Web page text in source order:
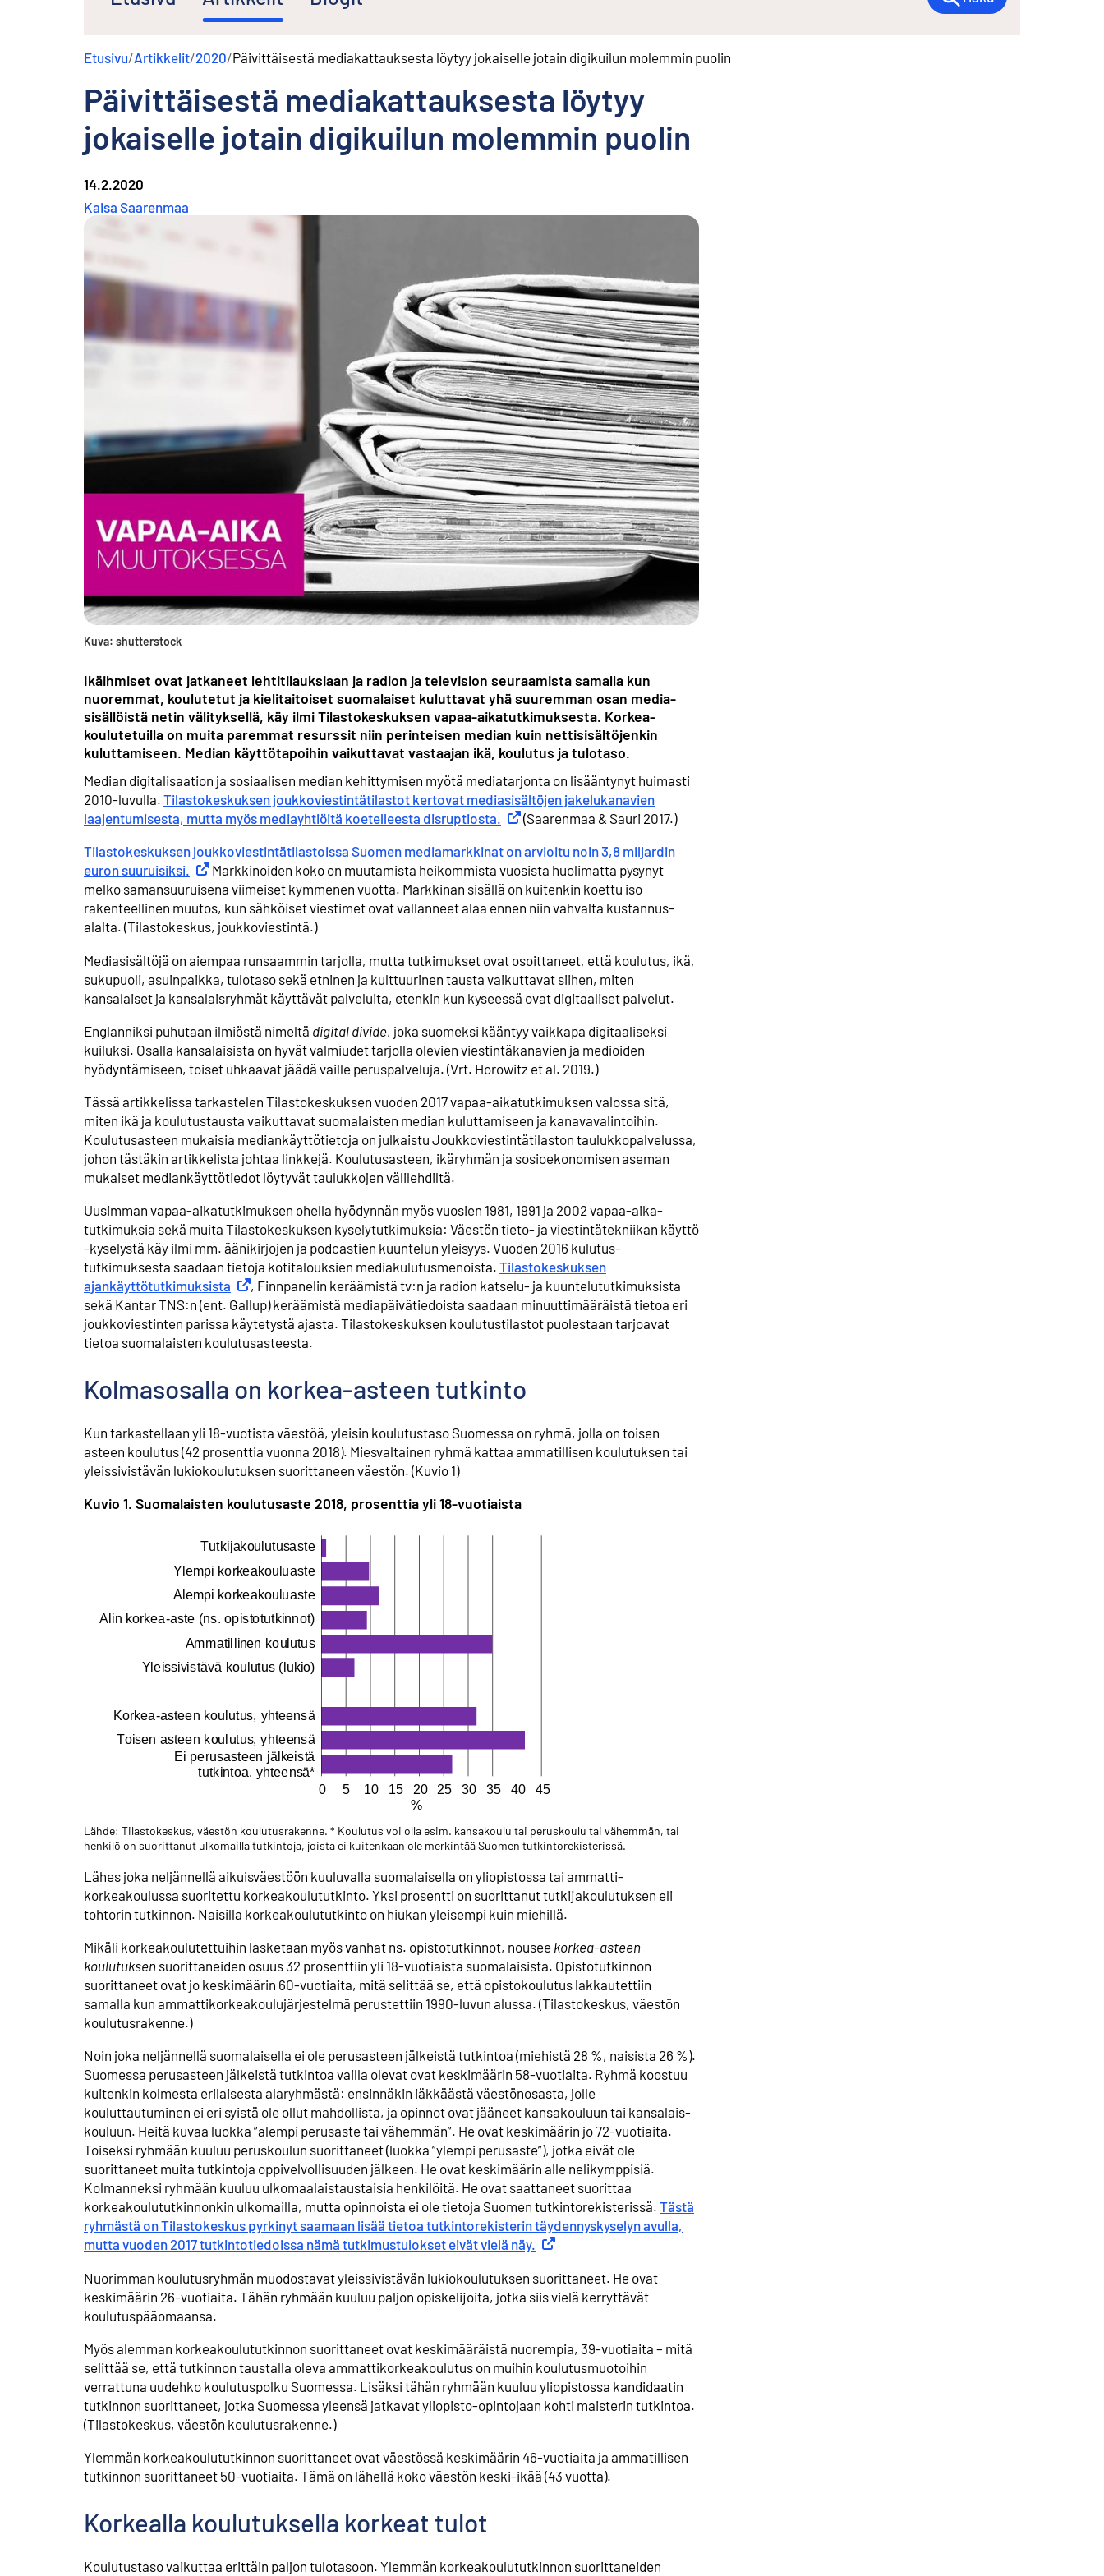
Etusivu/Artikkelit/2020/Päivittäisestä mediakattauksesta löytyy jokaiselle jotain digi­kuilun molemmin puolin
Päivittäisestä mediakattauksesta löytyy
jokaiselle jotain digi­kuilun molemmin puolin
14.2.2020
Kaisa Saarenmaa
Kuva: shutterstock
Ikäihmiset ovat jatkaneet lehtitilauksiaan ja radion ja television seuraamista samalla kun
nuoremmat, koulutetut ja kieli­taitoiset suomalaiset kuluttavat yhä suuremman osan media­
sisällöistä netin välityksellä, käy ilmi Tilasto­keskuksen vapaa-aika­tutkimuksesta. Korkea­
koulutetuilla on muita paremmat resurssit niin perinteisen median kuin netti­sisältöjenkin
kuluttamiseen. Median käyttö­tapoihin vaikuttavat vastaajan ikä, koulutus ja tulotaso.
Median digitalisaation ja sosiaalisen median kehittymisen myötä mediatarjonta on lisääntynyt huimasti
2010-luvulla. Tilastokeskuksen joukkoviestintätilastot kertovat mediasisältöjen jakelukanavien
laajentumisesta, mutta myös mediayhtiöitä koetelleesta disruptiosta. Ulkoinen linkki
(Saarenmaa & Sauri 2017.)
Tilastokeskuksen joukkoviestintätilastoissa Suomen mediamarkkinat on arvioitu noin 3,8 miljardin
euron suuruisiksi. Ulkoinen linkki
Markkinoiden koko on muutamista heikommista vuosista huolimatta pysynyt
melko samansuuruisena viimeiset kymmenen vuotta. Markkinan sisällä on kuitenkin koettu iso
rakenteellinen muutos, kun sähköiset viestimet ovat vallanneet alaa ennen niin vahvalta kustannus­
alalta. (Tilastokeskus, joukko­viestintä.)
Mediasisältöjä on aiempaa runsaammin tarjolla, mutta tutkimukset ovat osoittaneet, että koulutus, ikä,
sukupuoli, asuinpaikka, tulotaso sekä etninen ja kulttuurinen tausta vaikuttavat siihen, miten
kansalaiset ja kansalais­ryhmät käyttävät palveluita, etenkin kun kyseessä ovat digitaaliset palvelut.
Englanniksi puhutaan ilmiöstä nimeltä digital divide, joka suomeksi kääntyy vaikkapa digitaaliseksi
kuiluksi. Osalla kansalaisista on hyvät valmiudet tarjolla olevien viestintä­kanavien ja medioiden
hyödyntämiseen, toiset uhkaavat jäädä vaille peruspalveluja. (Vrt. Horowitz et al. 2019.)
Tässä artikkelissa tarkastelen Tilasto­keskuksen vuoden 2017 vapaa-aika­tutkimuksen valossa sitä,
miten ikä ja koulutus­tausta vaikuttavat suomalaisten median kuluttamiseen ja kanava­valintoihin.
Koulutus­asteen mukaisia mediankäyttö­tietoja on julkaistu Joukkoviestintä­tilaston taulukko­palvelussa,
johon tästäkin artikkelista johtaa linkkejä. Koulutusasteen, ikäryhmän ja sosio­ekonomisen aseman
mukaiset mediankäyttö­tiedot löytyvät taulukkojen välilehdiltä.
Uusimman vapaa-aika­tutkimuksen ohella hyödynnän myös vuosien 1981, 1991 ja 2002 vapaa-aika­
tutkimuksia sekä muita Tilasto­keskuksen kysely­tutkimuksia: Väestön tieto- ja viestintä­tekniikan käyttö
-kyselystä käy ilmi mm. äänikirjojen ja podcastien kuuntelun yleisyys. Vuoden 2016 kulutus­
tutkimuksesta saadaan tietoja kotitalouksien media­kulutusmenoista. Tilastokeskuksen
ajankäyttötutkimuksista Ulkoinen linkki
, Finnpanelin keräämistä tv:n ja radion katselu- ja kuuntelu­tutkimuksista
sekä Kantar TNS:n (ent. Gallup) keräämistä media­päivätiedoista saadaan minuutti­määräistä tietoa eri
joukko­­viestinten parissa käytetystä ajasta. Tilasto­keskuksen koulutus­tilastot puolestaan tarjoavat
tietoa suomalaisten koulutus­asteesta.
Kolmasosalla on korkea-asteen tutkinto
Kun tarkastellaan yli 18-vuotista väestöä, yleisin koulutustaso Suomessa on ryhmä, jolla on toisen
asteen koulutus (42 prosenttia vuonna 2018). Miesvaltainen ryhmä kattaa ammatillisen koulutuksen tai
yleissivistävän lukio­koulutuksen suorittaneen väestön. (Kuvio 1)
Kuvio 1. Suomalaisten koulutus­aste 2018, prosenttia yli 18-vuotiaista
Lähde: Tilastokeskus, väestön koulutusrakenne. * Koulutus voi olla esim. kansakoulu tai peruskoulu tai vähemmän, tai
henkilö on suorittanut ulkomailla tutkintoja, joista ei kuitenkaan ole merkintää Suomen tutkintorekisterissä.
Lähes joka neljännellä aikuis­väestöön kuuluvalla suomalaisella on yliopistossa tai ammatti­
korkeakoulussa suoritettu korkeakoulu­tutkinto. Yksi prosentti on suorittanut tutkija­koulutuksen eli
tohtorin tutkinnon. Naisilla korkeakoulu­tutkinto on hiukan yleisempi kuin miehillä.
Mikäli korkeakoulutettuihin lasketaan myös vanhat ns. opistotutkinnot, nousee korkea-asteen
koulutuksen suorittaneiden osuus 32 prosenttiin yli 18-vuotiaista suomalaisista. Opistotutkinnon
suorittaneet ovat jo keskimäärin 60-vuotiaita, mitä selittää se, että opistokoulutus lakkautettiin
samalla kun ammattikorkea­koulujärjestelmä perustettiin 1990-luvun alussa. (Tilastokeskus, väestön
koulutusrakenne.)
Noin joka neljännellä suomalaisella ei ole perusasteen jälkeistä tutkintoa (miehistä 28 %, naisista 26 %).
Suomessa perusasteen jälkeistä tutkintoa vailla olevat ovat keskimäärin 58-vuotiaita. Ryhmä koostuu
kuitenkin kolmesta erilaisesta alaryhmästä: ensinnäkin iäkkäästä väestönosasta, jolle
kouluttautuminen ei eri syistä ole ollut mahdollista, ja opinnot ovat jääneet kansakouluun tai kansalais­
kouluun. Heitä kuvaa luokka ”alempi perusaste tai vähemmän”. He ovat keskimäärin jo 72-vuotiaita.
Toiseksi ryhmään kuuluu peruskoulun suorittaneet (luokka ”ylempi perusaste”), jotka eivät ole
suorittaneet muita tutkintoja oppi­velvollisuuden jälkeen. He ovat keskimäärin alle nelikymppisiä.
Kolmanneksi ryhmään kuuluu ulkomaalais­taustaisia henkilöitä. He ovat saattaneet suorittaa
korkeakoulu­tutkinnonkin ulkomailla, mutta opinnoista ei ole tietoja Suomen tutkinto­rekisterissä. Tästä
ryhmästä on Tilastokeskus pyrkinyt saamaan lisää tietoa tutkintorekisterin täydennyskyselyn avulla,
mutta vuoden 2017 tutkintotiedoissa nämä tutkimustulokset eivät vielä näy. Ulkoinen linkki
Nuorimman koulutusryhmän muodostavat yleissivistävän lukio­koulutuksen suorittaneet. He ovat
keskimäärin 26-vuotiaita. Tähän ryhmään kuuluu paljon opiskelijoita, jotka siis vielä kerryttävät
koulutus­pääomaansa.
Myös alemman korkeakoulu­tutkinnon suorittaneet ovat keskimääräistä nuorempia, 39-vuotiaita – mitä
selittää se, että tutkinnon taustalla oleva ammattikorkea­koulutus on muihin koulutus­muotoihin
verrattuna uudehko koulutuspolku Suomessa. Lisäksi tähän ryhmään kuuluu yliopistossa kandidaatin
tutkinnon suorittaneet, jotka Suomessa yleensä jatkavat yliopisto-opintojaan kohti maisterin tutkintoa.
(Tilastokeskus, väestön koulutusrakenne.)
Ylemmän korkeakoulututkinnon suorittaneet ovat väestössä keskimäärin 46-vuotiaita ja ammatillisen
tutkinnon suorittaneet 50-vuotiaita. Tämä on lähellä koko väestön keski-ikää (43 vuotta).
Korkealla koulutuksella korkeat tulot
Koulutustaso vaikuttaa erittäin paljon tulotasoon. Ylemmän korkeakoulu­tutkinnon suorittaneiden